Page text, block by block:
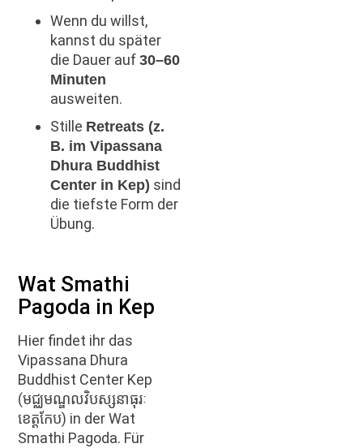
Wenn du willst,
kannst du später
die Dauer auf30–60
Minuten
ausweiten.
Stille Retreats (z.
B. im Vipassana
Dhura Buddhist
Center in Kep) sind
die tiefste Form der
Übung.
Wat Smathi
Pagoda in Kep
Hier findet ihr das
Vipassana Dhura
Buddhist Center Kep
(មជ្ឈមណ្ឌលវិបស្សនាធុរៈ
ខេត្តកែប) in der Wat
Smathi Pagoda. Für